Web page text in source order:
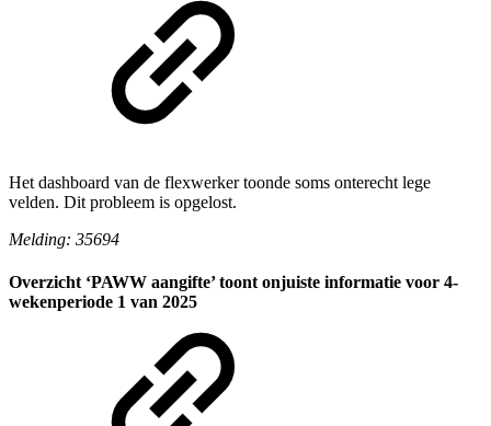
Het dashboard van de flexwerker toonde soms onterecht lege
velden. Dit probleem is opgelost.
Melding: 35694
Overzicht ‘PAWW aangifte’ toont onjuiste informatie voor 4-
wekenperiode 1 van 2025